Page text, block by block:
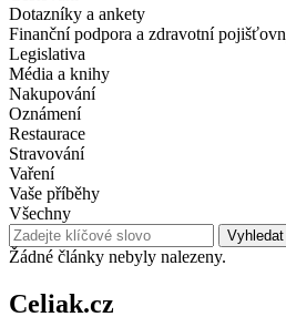
Dotazníky a ankety
Finanční podpora a zdravotní
Legislativa
Média a knihy
Nakupování
Oznámení
Restaurace
Stravování
Vaření
Vaše příběhy
Všechny
Vyhledat
Žádné články nebyly nalezeny.
Celiak.cz